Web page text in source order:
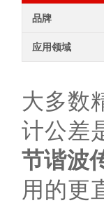
品牌
应用领域
大多数
计公差
节谐波
用的更